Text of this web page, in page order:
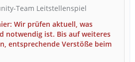
Team Leitstellenspiel
Wir prüfen aktuell, was
notwendig ist. Bis auf weiteres
entsprechende Verstöße beim